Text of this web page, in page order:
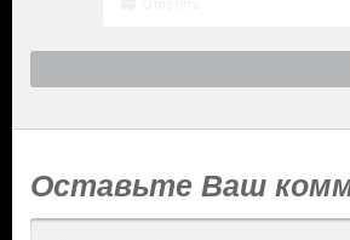
Оставьте Ваш